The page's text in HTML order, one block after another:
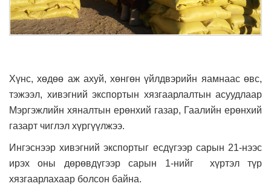
Хүнс, хөдөө аж ахуй, хөнгөн үйлдвэрийн яамнаас өвс,
тэжээл, хивэгний экспортын хязгаарлалтын асуудлаар
Мэргэжлийн хяналтын ерөнхий газар, Гаалийн ерөнхий
газарт чиглэл хүргүүлжээ.
Ингэснээр хивэгний экспортыг есдүгээр сарын 21-нээс
ирэх оны дөрөвдүгээр сарын 1-нийг хүртэл түр
хязгаарлахаар болсон байна.